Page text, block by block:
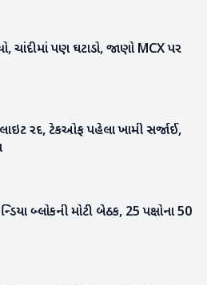
ચાંદીમાં પણ ઘટાડો, જાણો MCX પર
રદ, ટેકઓફ પહેલા ખામી સર્જાઈ,
બ્લોકની મોટી બેઠક, 25 પક્ષોના 50